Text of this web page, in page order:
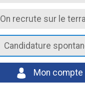
On recrute sur le
Candidature
Mon compte